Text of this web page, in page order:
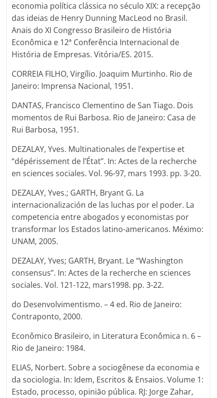
economia política clássica no século XIX: a recepção
das ideias de Henry Dunning MacLeod no Brasil.
Anais do XI Congresso Brasileiro de História
Econômica e 12ª Conferência Internacional de
História de Empresas. Vitória/ES. 2015.
CORREIA FILHO, Virgílio. Joaquim Murtinho. Rio de
Janeiro: Imprensa Nacional, 1951.
DANTAS, Francisco Clementino de San Tiago. Dois
momentos de Rui Barbosa. Rio de Janeiro: Casa de
Rui Barbosa, 1951.
DEZALAY, Yves. Multinationales de l’expertise et
“dépérissement de l’État”. In: Actes de la recherche
en sciences sociales. Vol. 96-97, mars 1993. pp. 3-20.
DEZALAY, Yves.; GARTH, Bryant G. La
internacionalización de las luchas por el poder. La
competencia entre abogados y economistas por
transformar los Estados latino-americanos. Méximo:
UNAM, 2005.
DEZALAY, Yves; GARTH, Bryant. Le “Washington
consensus”. In: Actes de la recherche en sciences
sociales. Vol. 121-122, mars1998. pp. 3-22.
do Desenvolvimentismo. – 4 ed. Rio de Janeiro:
Contraponto, 2000.
Econômico Brasileiro, in Literatura Econômica n. 6 –
Rio de Janeiro: 1984.
ELIAS, Norbert. Sobre a sociogênese da economia e
da sociologia. In: Idem, Escritos & Ensaios. Volume 1:
Estado, processo, opinião pública. RJ: Jorge Zahar,